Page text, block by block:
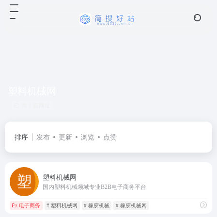
排序 发布 更新 浏览 点赞
塑料机械网
国内塑料机械领域专业B2B电子商务平台
电子商务 # 塑料机械网 # 橡胶机械 # 橡胶机械网